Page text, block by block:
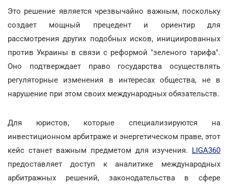
Это решение является чрезвычайно важным, поскольку
создает мощный прецедент и ориентир для
рассмотрения других подобных исков, инициированных
против Украины в связи с реформой "зеленого тарифа".
Оно подтверждает право государства осуществлять
регуляторные изменения в интересах общества, не в
нарушение при этом своих международных обязательств.
Для юристов, которые специализируются на
инвестиционном арбитраже и энергетическом праве, этот
кейс станет важным предметом для изучения. LIGA360
предоставляет доступ к аналитике международных
арбитражных решений, законодательства в сфере